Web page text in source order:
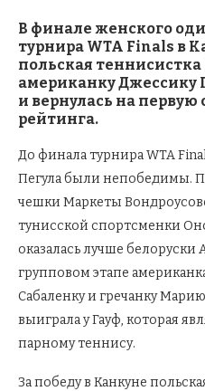
В финале женского
турнира WTA Finals в
польская
американку Джессику
и вернулась на первую
рейтинга.
До финала турнира WTA
Пегула были непобедимы.
чешки Маркеты
тунисской спортсменки
оказалась лучше
групповом этапе
Сабаленку и гречанку
выиграла у Гауф, которая
парному теннису.
За победу в Канкуне